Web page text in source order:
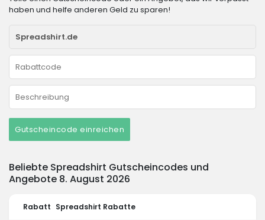
haben und helfe anderen Geld zu sparen!
Gutscheincode einreichen
Beliebte Spreadshirt Gutscheincodes und
Angebote 8. August 2026
Rabatt Spreadshirt Rabatte